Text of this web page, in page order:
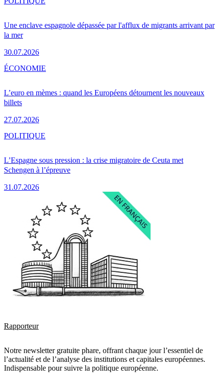
Une enclave espagnole dépassée par l'afflux de migrants arrivant par
la mer
30.07.2026
L’euro en mèmes : quand les Européens détournent les nouveaux
billets
27.07.2026
ÉCONOMIE
L’Espagne sous pression : la crise migratoire de Ceuta met
Schengen à l’épreuve
31.07.2026
POLITIQUE
Rapporteur
Notre newsletter gratuite phare, offrant chaque jour l’essentiel de
l’actualité et de l’analyse des institutions et capitales européennes.
Indispensable pour suivre la politique européenne.